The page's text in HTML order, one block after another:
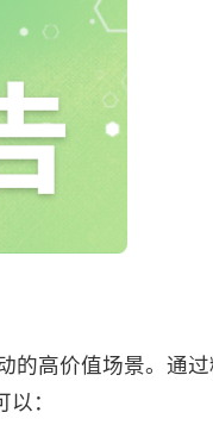
的高价值场景。通
：